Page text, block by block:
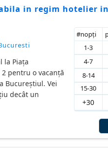
in regim hotelier
la Piața
pentru o vacanță
Bucureștiul. Vei
decât un
#nopţi
1-3
4-7
8-14
15-30
+30